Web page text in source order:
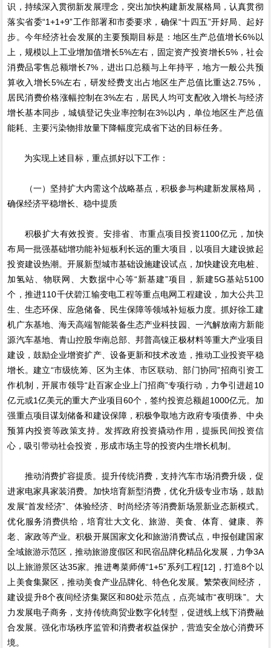
识，持续深入贯彻新发展理念，突出加快构建新发展格局，认真贯彻
落实省委“1+1+9”工作部署和市委要求，确保“十四五”开好局、起好
步。今年经济社会发展的主要预期目标是：地区生产总值增长6%以
上，规模以上工业增加值增长5%左右，固定资产投资增长5%，社会
消费品零售总额增长7%，进出口总额与上年持平，地方一般公共预
算收入增长5%左右，研发经费支出占地区生产总值比重达2.75%，
居民消费价格涨幅控制在3%左右，居民人均可支配收入增长与经济
增长基本同步，城镇登记失业率控制在3%以内，单位地区生产总值
能耗、主要污染物排放量下降幅度完成省下达的目标任务。
为实现上述目标，重点抓好以下工作：
（一）坚持扩大内需这个战略基点，积极参与构建新发展格局，
确保经济平稳增长、稳中提质
积极扩大有效投资。安排省、市重点项目投资1100亿元，加快
布局一批强基础增功能补短板利长远的重大项目，以项目大建设掀起
投资建设热潮。开展新型城市基础设施建设试点，加快建设充电桩、
加氢站、物联网、大数据中心等“新基建”项目，新建5G基站5100
个，推进110千伏碧江输变电工程等重点电网工程建设，加大公共卫
生、生态环保、应急储备、民生保障等领域补短板力度。抓好徐工建
机广东基地、海天高端智能装备生态产业科技园、一汽解放南方新能
源汽车基地、青山控股华南总部、邦普高镍正极材料等重大产业项目
建设，鼓励企业增资扩产、设备更新和技术改造，推动工业投资平稳
增长。建立“市级统筹、区为主体、市区联动、部门协同”招商引资工
作机制，开展市领导“赴百家企业上门招商”专项行动，力争引进超10
亿元或1亿美元的重大产业项目60个，签约投资总额超1000亿元。加
强重点项目谋划储备和建设保障，积极争取地方政府专项债券、中央
预算内投资等政策支持。发挥政府投资撬动作用，提振民间投资信
心，吸引带动社会投资，形成市场主导的投资内生增长机制。
推动消费扩容提质。提升传统消费，支持汽车市场消费升级，促
进家电家具家装消费。加快培育新型消费，优化升级专业市场，鼓励
发展“首发经济”、体验经济、时尚经济等消费新场景新业态新模式。
优化服务消费供给，培育壮大文化、旅游、美食、体育、健康、养
老、家政等产业。积极开展国家文化和旅游消费试点，申报创建国家
全域旅游示范区，推动旅游度假区和民宿品牌化精品化发展，力争3A
以上旅游景区达35家。推进粤菜师傅“1+5”系列工程[12]，打造8个以
上美食集聚区，推动美食产业品牌化、特色化发展。繁荣夜间经济，
建设提升8个夜间经济集聚区和80处示范点，点亮城市“夜明珠”。大
力发展电子商务，支持传统商贸业数字化转型，促进线上线下消费融
合发展。强化市场秩序监管和消费者权益保护，营造安全放心消费环
境。